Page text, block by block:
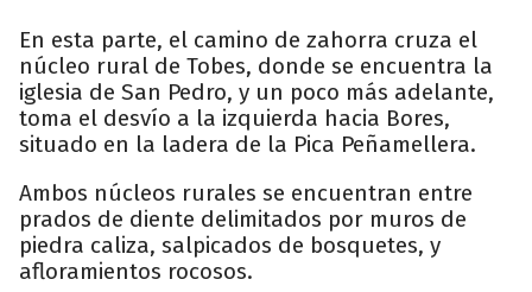
En esta parte, el camino de zahorra cruza el
núcleo rural de Tobes, donde se encuentra la
iglesia de San Pedro, y un poco más adelante,
toma el desvío a la izquierda hacia Bores,
situado en la ladera de la Pica Peñamellera.
Ambos núcleos rurales se encuentran entre
prados de diente delimitados por muros de
piedra caliza, salpicados de bosquetes, y
afloramientos rocosos.